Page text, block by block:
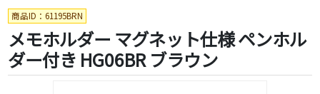
商品ID：61195BRN
メモホルダー マグネット仕様 ペンホル
ダー付き HG06BR ブラウン